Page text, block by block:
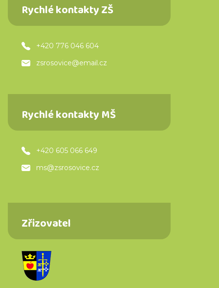
Rychlé kontakty ZŠ
+420 776 046 604
zsrosovice@email.cz
Rychlé kontakty MŠ
+420 605 066 649
ms@zsrosovice.cz
Zřizovatel